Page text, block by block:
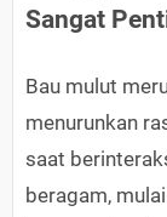
Sangat
Bau mulut
menurunkan
saat
beragam,